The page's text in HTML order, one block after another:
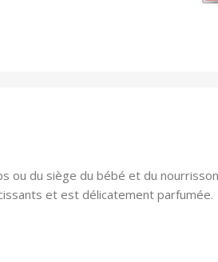
du siège du bébé et du
et est délicatement parfumée.